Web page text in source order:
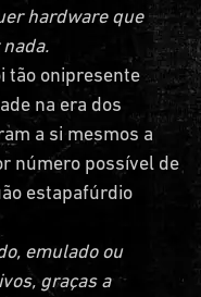
hardware que
tão onipresente
na era dos
a si mesmos a
número possível de
estapafúrdio
emulado ou
graças a